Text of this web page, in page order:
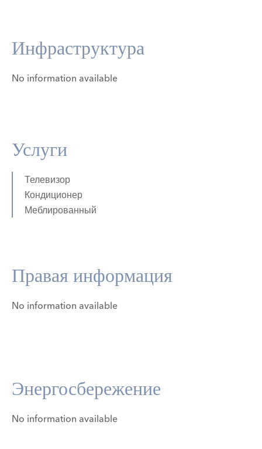
Инфраструктура
No information available
Услуги
Телевизор
Кондиционер
Меблированный
Правая информация
No information available
Энергосбережение
No information available